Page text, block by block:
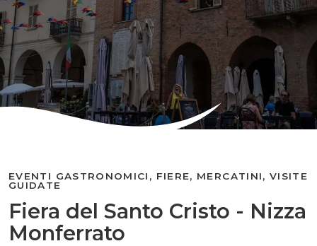
Fiera del Santo Cristo - Nizza
Monferrato
EVENTI GASTRONOMICI, FIERE, MERCATINI, VISITE
GUIDATE